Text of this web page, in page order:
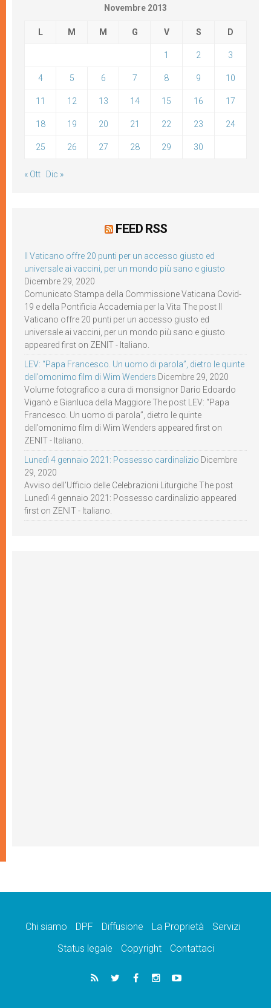
Novembre 2013
L M M G V S D
1 2 3
4 5 6 7 8 9 10
11 12 13 14 15 16 17
18 19 20 21 22 23 24
25 26 27 28 29 30
« Ott Dic »
FEED RSS
Il Vaticano offre 20 punti per un accesso giusto ed
universale ai vaccini, per un mondo più sano e giusto
Dicembre 29, 2020
Comunicato Stampa della Commissione Vaticana Covid-
19 e della Pontificia Accademia per la Vita The post Il
Vaticano offre 20 punti per un accesso giusto ed
universale ai vaccini, per un mondo più sano e giusto
appeared first on ZENIT - Italiano.
LEV: “Papa Francesco. Un uomo di parola”, dietro le quinte
dell’omonimo film di Wim Wenders Dicembre 29, 2020
Volume fotografico a cura di monsignor Dario Edoardo
Viganò e Gianluca della Maggiore The post LEV: “Papa
Francesco. Un uomo di parola”, dietro le quinte
dell’omonimo film di Wim Wenders appeared first on
ZENIT - Italiano.
Lunedì 4 gennaio 2021: Possesso cardinalizio Dicembre
29, 2020
Avviso dell’Ufficio delle Celebrazioni Liturgiche The post
Lunedì 4 gennaio 2021: Possesso cardinalizio appeared
first on ZENIT - Italiano.
Chi siamo DPF Diffusione La Proprietà
Servizi
Status legale
Copyright Contattaci